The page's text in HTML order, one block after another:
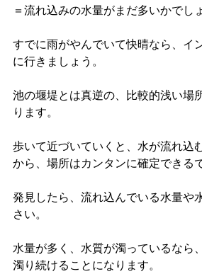
＝流れ込みの水量がまだ多いかでし
すでに雨がやんでいて快晴なら、イ
に行きましょう。
池の堰堤とは真逆の、比較的浅い場
ります。
歩いて近づいていくと、水が流れ込
から、場所はカンタンに確定できる
発見したら、流れ込んでいる水量や
さい。
水量が多く、水質が濁っているなら
濁り続けることになります。